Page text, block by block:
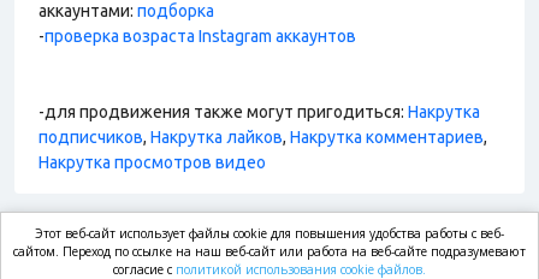
аккаунтами: подборка
-проверка возраста Instagram аккаунтов
-для продвижения также могут пригодиться: Накрутка
подписчиков, Накрутка лайков, Накрутка комментариев,
Накрутка просмотров видео
market.com
Этот веб-сайт использует файлы cookie для повышения удобства работы с веб-
сайтом. Переход по ссылке на наш веб-сайт или работа на веб-сайте подразумевают
согласие с политикой использования cookie файлов.